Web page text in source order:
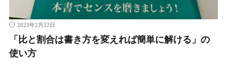
2023年2月22日
「比と割合は書き方を変えれば簡単に解ける」の
使い方